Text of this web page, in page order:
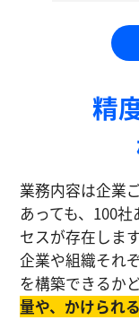
精
業務内容は企業
あっても、100
セスが存在します
企業や組織それ
を構築できるか
量や、かけられ